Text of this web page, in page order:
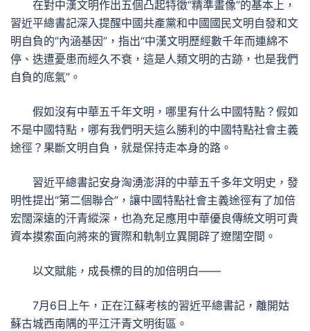
在對中漢文明作出五個凸起特徵“精準畫像”的基本上，
習近平總書記深入提醒中國共產黨和中國國民文明自發和文
明自負的“內涵基因”，指出“中漢文明歷經數千年而連綿不
停、迭遭憂患而經久不衰，這是人類文明的古跡，也是我們
自負的底氣”。
假如沒有中華五千年文明，哪里有什么中國特點？假如
不是中國特點，哪有我們明天這么勝利的中國特點社會主義
途徑？果斷文明自負，就是保持走本身的路。
習近平總書記安身洶湧澎湃的中華五千多年文明史，發
明性提出“第二個聯合”，讓中國特點社會主義途徑有了加倍
宏闊深遠的汗青縱深，也為充足應用中華優良傳統文明可貴
資本摸索面向將來的實際和軌制立異開辟了遼闊空間。
以文賦能，成長標的目的加倍明白——
7月6日上午，正在江蘇考核的習近平總書記，離開姑
蘇古城西南隅的平江汗青文明街區。